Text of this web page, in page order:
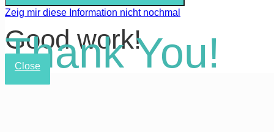
Zeig mir diese Information nicht nochmal
Good work!
Thank You!
Close